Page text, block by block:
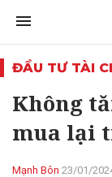
ĐẦU TƯ TÀI
Không
mua lại
Mạnh Bôn 23/01/